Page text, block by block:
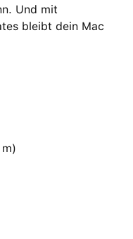
Und mit
bleibt dein Mac